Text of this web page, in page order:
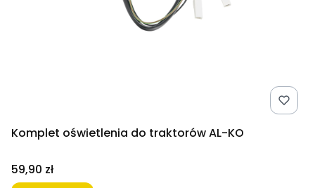
Komplet oświetlenia do traktorów AL-KO
Cena
59,90 zł